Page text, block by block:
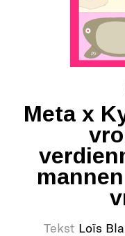
Meta x
Tekst Loïs